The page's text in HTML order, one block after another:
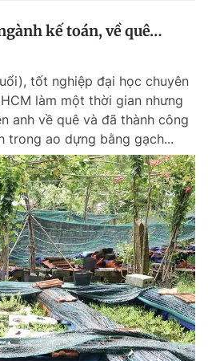
kế toán, về quê…
tốt nghiệp đại học chuyên
làm một thời gian nhưng
anh về quê và đã thành công
trong ao dựng bằng gạch...